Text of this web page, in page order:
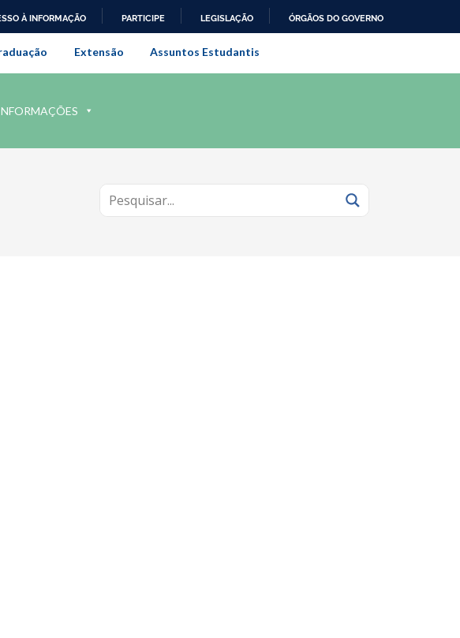
À INFORMAÇÃO PARTICIPE LEGISLAÇÃO ÓRGÃOS DO GOVERNO
Rural do Rio de Janeiro
Extensão Assuntos Estudantis